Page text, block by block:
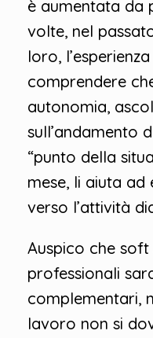
è aumentata da
volte, nel
loro,
comprendere
autonomia,
sull’andamento
“punto della
mese, li aiuta ad
verso l’attività
Auspico che
professionali
complementari,
lavoro non si